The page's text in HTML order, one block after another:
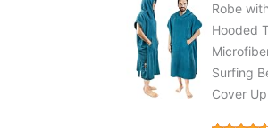
Robe
Hooded
Surfing
Cover